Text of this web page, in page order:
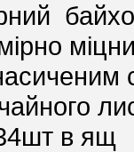
в ящ